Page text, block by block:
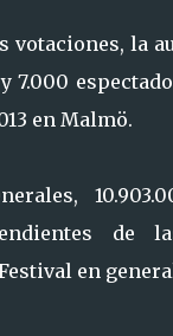
votaciones, la
7.000
en Malmö.
de
en